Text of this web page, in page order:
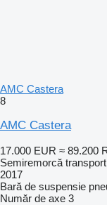
AMC Castera
8
AMC Castera
17.000 EUR ≈ 89.200
Semiremorcă
2017
Bară de suspensie
Număr de axe 3